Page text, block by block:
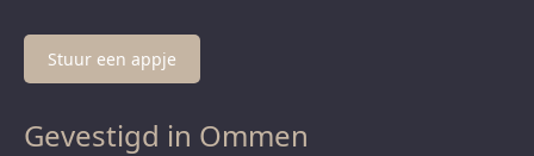
Stuur een appje
Gevestigd in Ommen